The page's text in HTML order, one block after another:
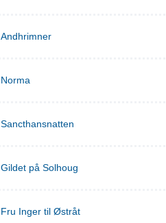
Andhrimner
Norma
Sancthansnatten
Gildet på Solhoug
Fru Inger til Østråt